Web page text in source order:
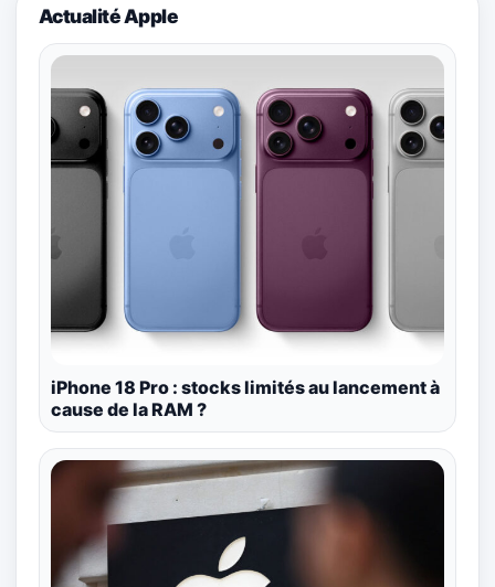
Actualité Apple
iPhone 18 Pro : stocks limités au lancement à
cause de la RAM ?